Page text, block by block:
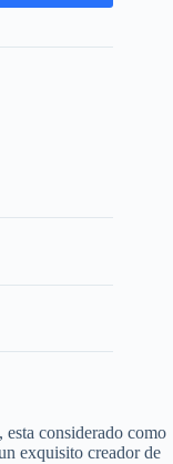
considerado como
exquisito creador de